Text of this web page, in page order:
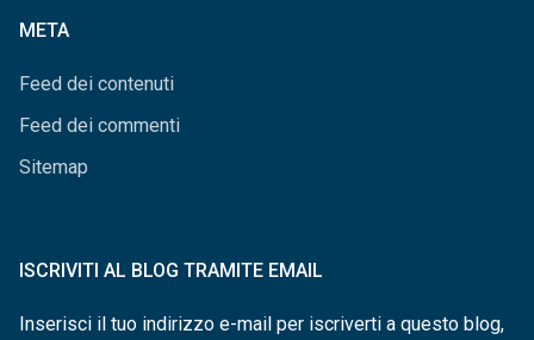
META
Feed dei contenuti
Feed dei commenti
Sitemap
ISCRIVITI AL BLOG TRAMITE EMAIL
Inserisci il tuo indirizzo e-mail per iscriverti a questo blog,